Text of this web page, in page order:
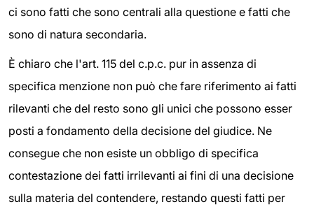
ci sono fatti che sono centrali alla questione e fatti che
sono di natura secondaria.
È chiaro che l'art. 115 del c.p.c. pur in assenza di
specifica menzione non può che fare riferimento ai fatti
rilevanti che del resto sono gli unici che possono esser
posti a fondamento della decisione del giudice. Ne
consegue che non esiste un obbligo di specifica
contestazione dei fatti irrilevanti ai fini di una decisione
sulla materia del contendere, restando questi fatti per